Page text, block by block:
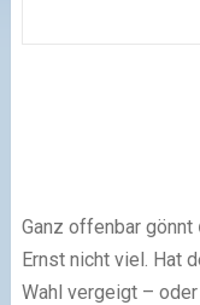
Ganz offenbar gönnt
Ernst nicht viel. Hat
Wahl vergeigt –